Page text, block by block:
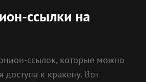
ссылки на
ссылок, которые можно
доступа к кракену. Вот